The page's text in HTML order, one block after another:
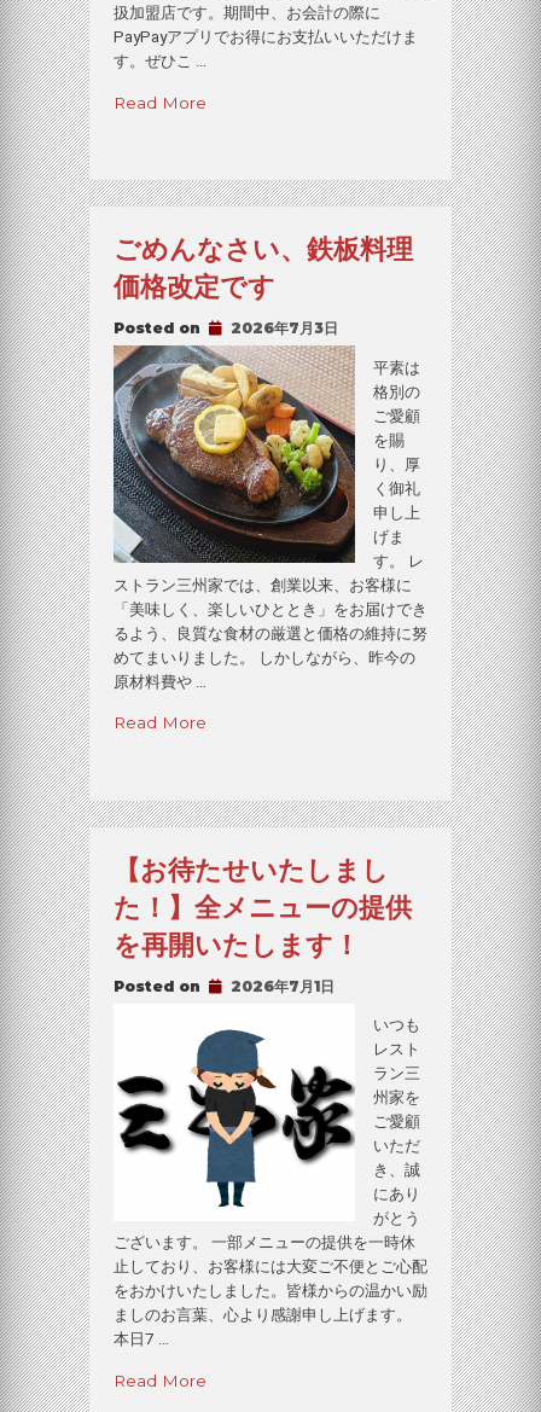
扱加盟店です。期間中、お会計の際に
PayPayアプリでお得にお支払いいただけま
す。ぜひこ …
Read More“「す
レ
ア
ム
付
デ
ジ
タ
ル
商
品
券」
が
ご
利
用
い
た
だ
け
ごめんなさい、鉄板料理
価格改定です
Posted on 2026年7月3日
平素は
格別の
ご愛顧
を賜
り、厚
く御礼
申し上
げま
す。 レ
ストラン三州家では、創業以来、お客様に
「美味しく、楽しいひととき」をお届けでき
るよう、良質な食材の厳選と価格の維持に努
めてまいりました。 しかしながら、昨今の
原材料費や …
Read More“ご
さ
鉄
板
料
理
格
定
す”
【お待たせいたしまし
た！】全メニューの提供
を再開いたします！
Posted on 2026年7月1日
いつも
レスト
ラン三
州家を
ご愛顧
いただ
き、誠
にあり
がとう
ございます。 一部メニューの提供を一時休
止しており、お客様には大変ご不便とご心配
をおかけいたしました。皆様からの温かい励
ましのお言葉、心より感謝申し上げます。
本日7 …
Read More“【お